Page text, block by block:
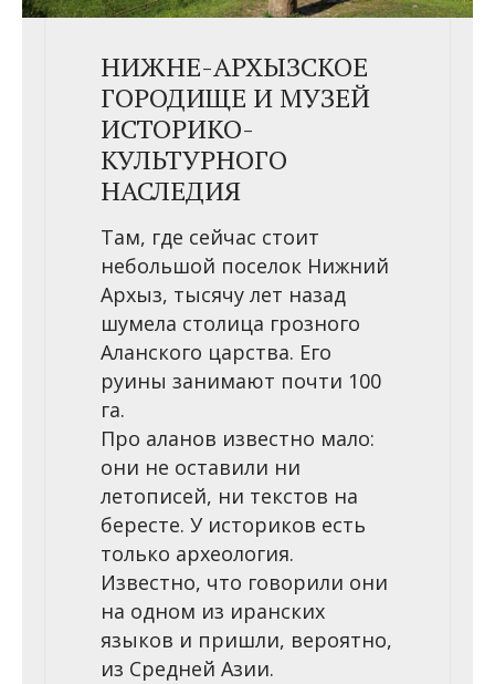
НИЖНЕ-АРХЫЗСКОЕ
ГОРОДИЩЕ И МУЗЕЙ
ИСТОРИКО-
КУЛЬТУРНОГО
НАСЛЕДИЯ
Там, где сейчас стоит
небольшой поселок Нижний
Архыз, тысячу лет назад
шумела столица грозного
Аланского царства. Его
руины занимают почти 100
га.
Про аланов известно мало:
они не оставили ни
летописей, ни текстов на
бересте. У историков есть
только археология.
Известно, что говорили они
на одном из иранских
языков и пришли, вероятно,
из Средней Азии.